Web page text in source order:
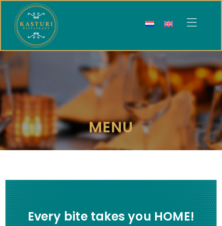
Kasturi
Restaurant
MENU
Every bite takes you HOME!